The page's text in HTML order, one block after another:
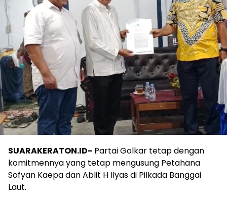
SUARAKERATON.ID- Partai Golkar tetap dengan
komitmennya yang tetap mengusung Petahana
Sofyan Kaepa dan Ablit H Ilyas di Pilkada Banggai
Laut.